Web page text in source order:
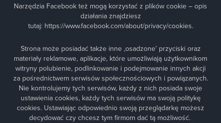
Narzędzia Facebook też mogą korzystać z plików cookie – opis
działania znajdziesz
tutaj: https://www.facebook.com/about/privacy/cookies.
Strona może posiadać także inne ‚osadzone’ przyciski oraz
materiały reklamowe, aplikacje, które umożliwiają użytkownikom
witryny polubienie, podlinkowanie i podejmowanie innych akcji
za pośrednictwem serwisów społecznościowych i powiązanych.
Nie kontrolujemy tych serwisów, każdy z nich posiada swoje
ustawienia cookies, każdy tych serwisów ma swoją politykę
cookies. Ustawiając odpowiednio swoją przeglądarkę możesz
decydować czy chcesz tym firmom dać tą możliwość.